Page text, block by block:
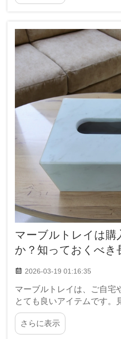
が正しい選択ができるよう
で...
マーブルトレイは購
か？知っておくべき
2026-03-19 01:16:35
マーブルトレイは、ご自宅
とても良いアイテムです。
ざまな用途で活用できます
格に見合う価値があるかど
さらに表示